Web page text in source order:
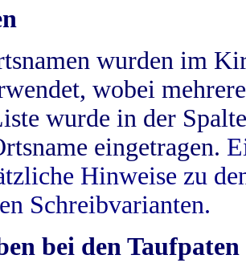
wurden im
wobei
wurde in der
eingetragen.
Hinweise zu
Schreibvarianten.
bei den Taufpaten